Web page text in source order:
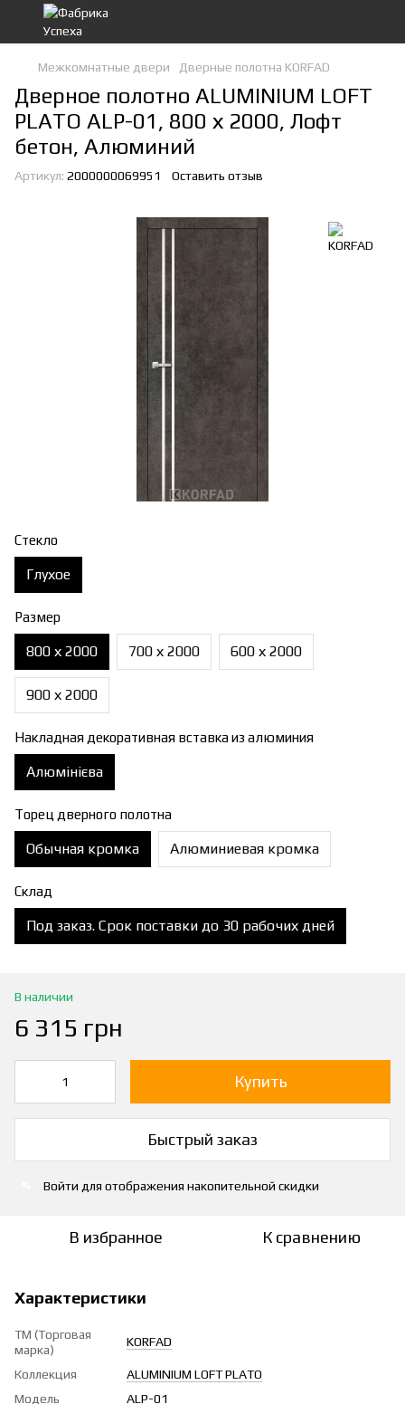
Межкомнатные двери Дверные полотна KORFAD
Дверное полотно ALUMINIUM LOFT
PLATO ALP-01, 800 х 2000, Лофт
бетон, Алюминий
Артикул: 2000000069951 Оставить отзыв
Стекло
Глухое
Размер
800 х 2000 700 х 2000 600 х 2000
900 х 2000
Накладная декоративная вставка из алюминия
Алюмінієва
Торец дверного полотна
Обычная кромка Алюминиевая кромка
Склад
Под заказ. Срок поставки до 30 рабочих дней
В наличии
6 315 грн
Купить
Быстрый заказ
Войти для отображения накопительной скидки
В избранное К сравнению
Характеристики
ТМ (Торговая
марка)
KORFAD
Коллекция
ALUMINIUM LOFT PLATO
Модель
ALP-01